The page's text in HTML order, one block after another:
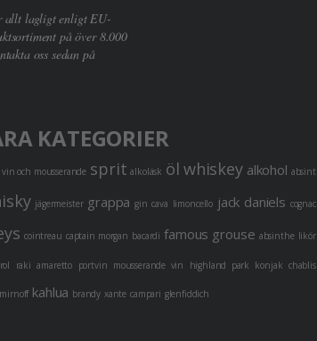
allt lagligt enligt EU-
på över 8.000
oss sedan på
KATEGORIER
vin och mousserande sprit alkoläsk öl whiskey alkohol absint
jägermeister grappa gin cava limoncello jack daniels cognac
cointreau captain morgan bacardi famous grouse absinthe likör
raki amaretto portvin mousserande vin highland park konjak chablis
kahlua brandy xante campari glenfiddich